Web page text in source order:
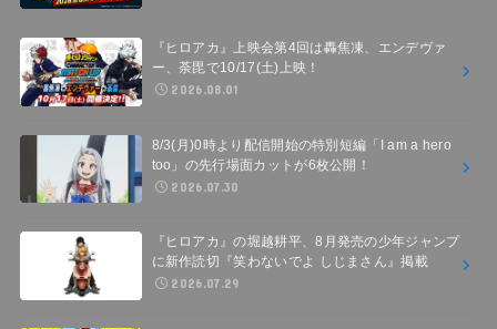
『ヒロアカ』上映会第4回は轟焦凍、エンデヴァ
ー、荼毘で10/17(土)上映！
2026.08.01
8/3(月)0時より配信開始の特別短編「I am a hero
too」の先行場面カットが6枚公開！
2026.07.30
『ヒロアカ』の堀越耕平、8月発売の少年ジャンプ
に新作読切『笑わないでよ しじまさん』掲載
2026.07.29